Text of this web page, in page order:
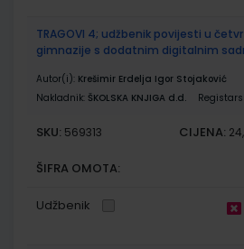
TRAGOVI 4; udžbenik povijesti u
gimnazije s dodatnim digitalnim
Autor(i): Krešimir Erdelja Igor Stojaković
Nakladnik: ŠKOLSKA KNJIGA d.d.
SKU: 569313 CIJENA:
ŠIFRA OMOTA:
Udžbenik